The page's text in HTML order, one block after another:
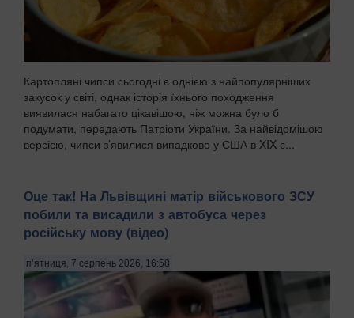
Картопляні чипси сьогодні є однією з найпопулярніших
закусок у світі, однак історія їхнього походження
виявилася набагато цікавішою, ніж можна було б
подумати, передають Патріоти України. За найвідомішою
версією, чипси з’явилися випадково у США в XIX с...
Оце так! На Львівщині матір військового ЗСУ
побили та висадили з автобуса через
російську мову (відео)
п’ятниця, 7 серпень 2026, 16:58